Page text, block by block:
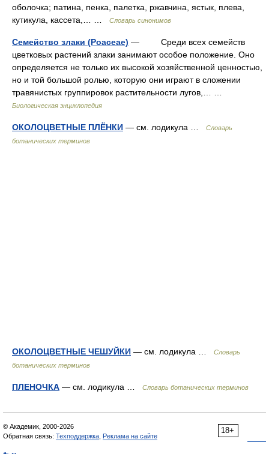
оболочка; патина, пенка, палетка, ржавчина, ястык, плева,
кутикула, кассета,… …
Словарь синонимов
Семейство злаки (Poaceae) — Среди всех семейств
цветковых растений злаки занимают особое положение. Оно
определяется не только их высокой хозяйственной ценностью,
но и той большой ролью, которую они играют в сложении
травянистых группировок растительности лугов,… …
Биологическая энциклопедия
ОКОЛОЦВЕТНЫЕ ПЛЁНКИ — см. лодикула …
Словарь
ботанических терминов
ОКОЛОЦВЕТНЫЕ ЧЕШУЙКИ — см. лодикула …
Словарь
ботанических терминов
ПЛЕНОЧКА — см. лодикула … Словарь ботанических терминов
18+
© Академик, 2000-2026
Обратная связь: Техподдержка Реклама на сайте